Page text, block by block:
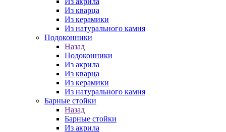
Из кварца
Из керамики
Из натурального камня
Подоконники
Назад
Подоконники
Из акрила
Из кварца
Из керамики
Из натурального камня
Барные стойки
Назад
Барные стойки
Из акрила